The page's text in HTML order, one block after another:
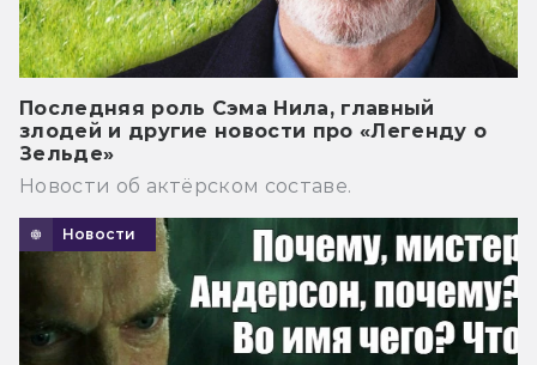
Последняя роль Сэма Нила, главный
злодей и другие новости про «Легенду о
Зельде»
Новости об актёрском составе.
Новости